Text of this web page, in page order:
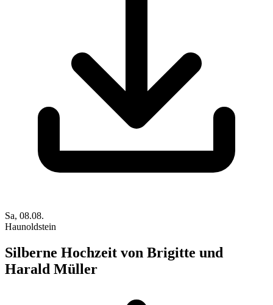
Sa, 08.08.
Haunoldstein
Silberne Hochzeit von Brigitte und
Harald Müller